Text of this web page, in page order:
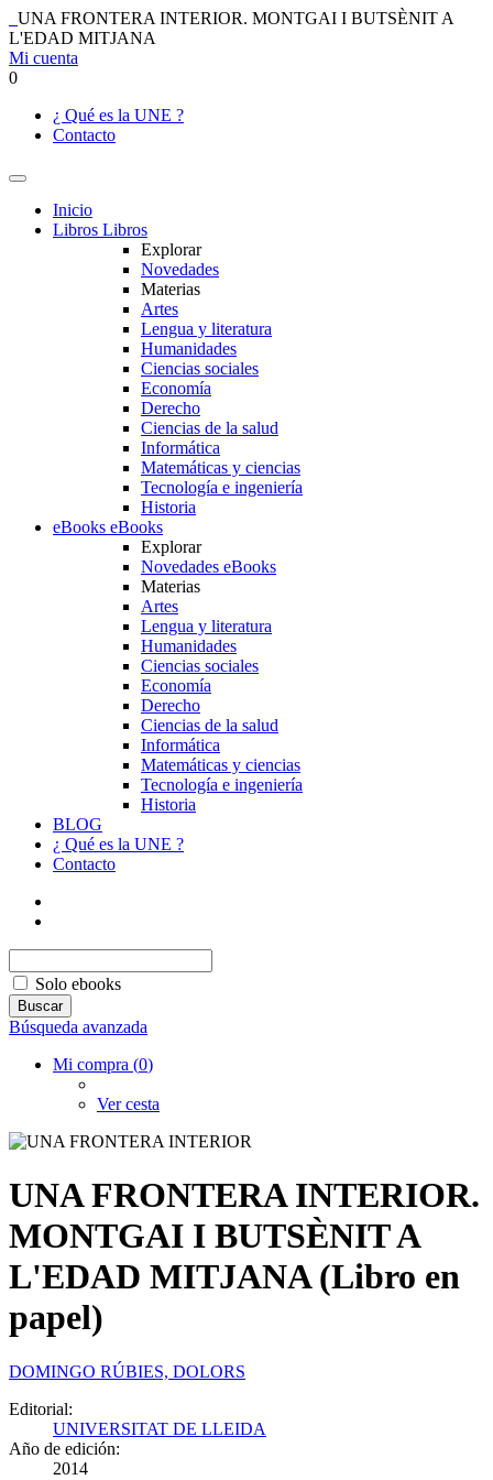
UNA FRONTERA INTERIOR. MONTGAI I BUTSÈNIT A
L'EDAD MITJANA
Mi cuenta
0
¿ Qué es la UNE ?
Contacto
Inicio
Libros Libros
Explorar
Novedades
Materias
Artes
Lengua y literatura
Humanidades
Ciencias sociales
Economía
Derecho
Ciencias de la salud
Informática
Matemáticas y ciencias
Tecnología e ingeniería
Historia
eBooks eBooks
Explorar
Novedades eBooks
Materias
Artes
Lengua y literatura
Humanidades
Ciencias sociales
Economía
Derecho
Ciencias de la salud
Informática
Matemáticas y ciencias
Tecnología e ingeniería
Historia
BLOG
¿ Qué es la UNE ?
Contacto
Solo ebooks
Búsqueda avanzada
Mi compra (0)
Ver cesta
UNA FRONTERA INTERIOR.
MONTGAI I BUTSÈNIT A
L'EDAD MITJANA (Libro en
papel)
DOMINGO RÚBIES, DOLORS
Editorial:
UNIVERSITAT DE LLEIDA
Año de edición:
2014